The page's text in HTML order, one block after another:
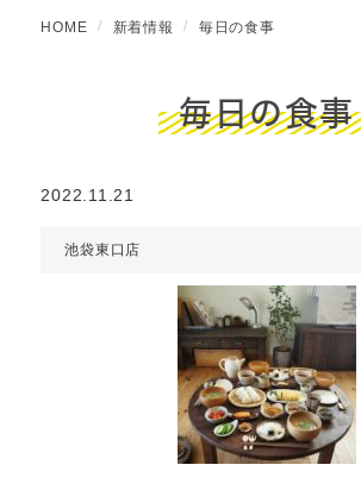
HOME 新着情報 毎日の食事
毎日の食事
2022.11.21
池袋東口店